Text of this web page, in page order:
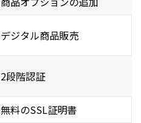
デジタル商品販売
2段階認証
無料のSSL証明書